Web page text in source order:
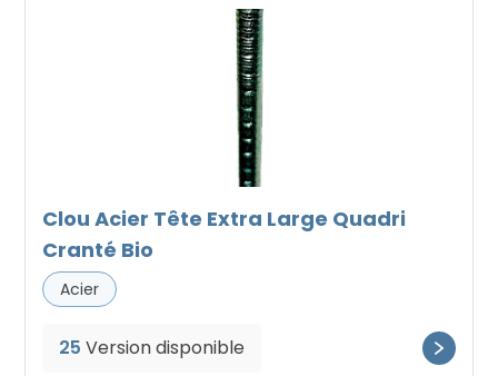
Clou Acier Tête Extra Large Quadri
Cranté Bio
Acier
25 Version disponible